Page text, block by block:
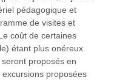
pédagogique et
de visites et
coût de certaines
étant plus onéreux
proposés en
proposées